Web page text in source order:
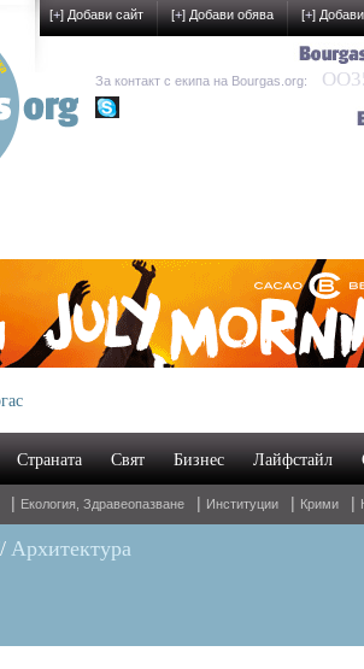
Страната Свят Бизнес Лайфстайл
| Екология, Здравеопазване | Институции | Крими |
Архитектура
[+] Добави сайт [+] Добави обява [+]
За контакт с екипа на Bourgas.org: